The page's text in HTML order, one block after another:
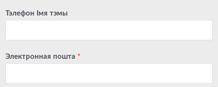
Тэлефон Імя тэмы
Электронная пошта *